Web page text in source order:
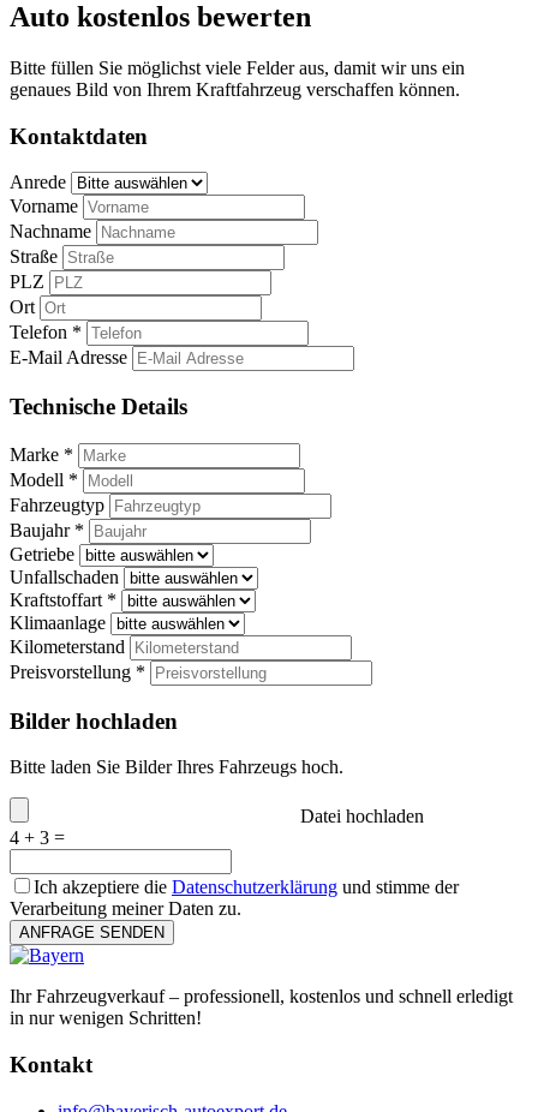
Auto kostenlos bewerten
Bitte füllen Sie möglichst viele Felder aus, damit wir uns ein
genaues Bild von Ihrem Kraftfahrzeug verschaffen können.
Kontaktdaten
Anrede
Vorname
Nachname
Straße
PLZ
Ort
Telefon *
E-Mail Adresse
Technische Details
Marke *
Modell *
Fahrzeugtyp
Baujahr *
Getriebe
Unfallschaden
Kraftstoffart *
Klimaanlage
Kilometerstand
Preisvorstellung *
Bilder hochladen
Bitte laden Sie Bilder Ihres Fahrzeugs hoch.
Datei hochladen
4 + 3 =
Ich akzeptiere die Datenschutzerklärung und stimme der
Verarbeitung meiner Daten zu.
ANFRAGE SENDEN
Ihr Fahrzeugverkauf – professionell, kostenlos und schnell erledigt
in nur wenigen Schritten!
Kontakt